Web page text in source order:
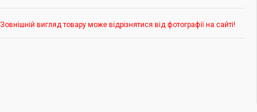
Зовнішній вигляд товару може відрізнятися від фотографії на сайті!